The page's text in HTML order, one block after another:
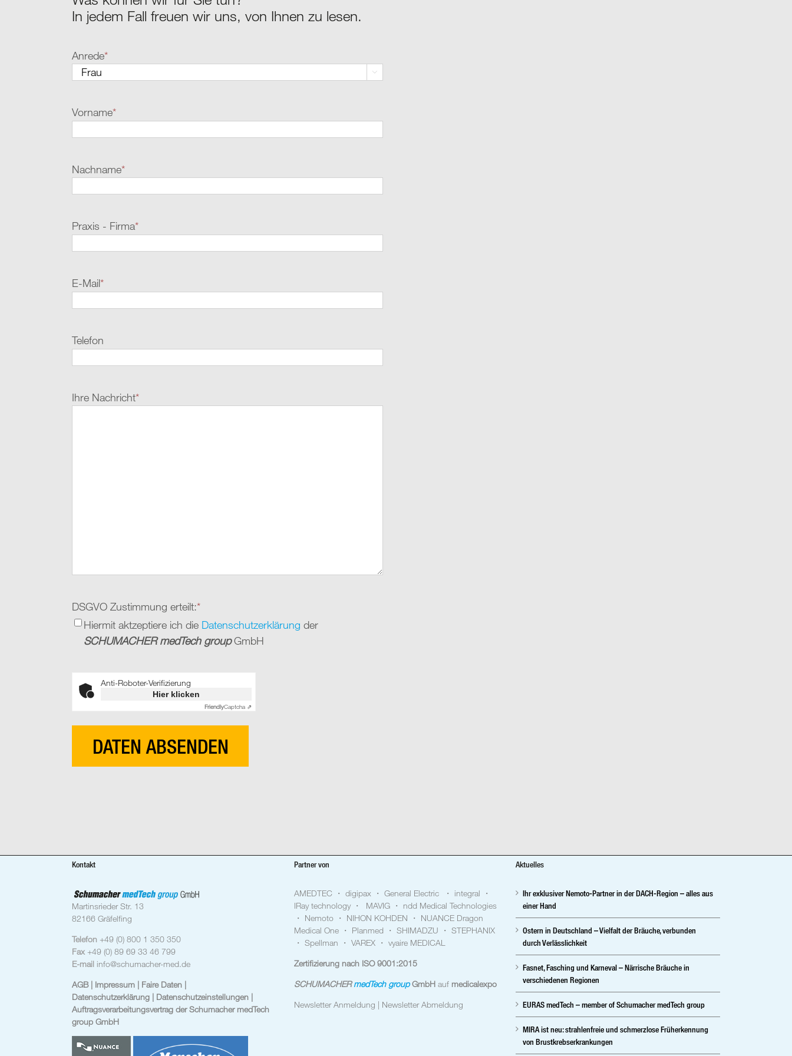
In jedem Fall freuen wir uns, von Ihnen zu lesen.
Anrede*

Vorname*
Nachname*
Praxis - Firma*
E-Mail*
Telefon
Ihre Nachricht*
DSGVO Zustimmung erteilt:*
Hiermit aktzeptiere ich die Datenschutzerklärung der
SCHUMACHER medTech groupGmbH
Anti-Roboter-Verifizierung
Hier klicken
FriendlyCaptcha ⇗
Kontakt
Martinsrieder Str. 13
82166 Gräfelfing
Telefon +49 (0) 800 1 350 350
Fax +49 (0) 89 69 33 46 799
E-mail info@schumacher-med.de
AGB | Impressum | Faire Daten |
Datenschutzerklärung | Datenschutzeinstellungen |
Auftragsverarbeitungsvertrag der Schumacher medTech
group GmbH
Partner von
AMEDTEC ・ digipax ・ General Electric ・ integral ・
IRay technology ・ MAVIG ・ ndd Medical Technologies
・ Nemoto ・ NIHON KOHDEN ・ NUANCE Dragon
Medical One ・ Planmed ・ SHIMADZU ・ STEPHANIX
・ Spellman ・ VAREX ・ vyaire MEDICAL
Zertifizierung nach ISO 9001:2015
SCHUMACHER medTech groupGmbHauf medicalexpo
Newsletter Anmeldung | Newsletter Abmeldung
Aktuelles
Ihr exklusiver Nemoto-Partner in der DACH-Region – alles aus
einer Hand
Ostern in Deutschland – Vielfalt der Bräuche, verbunden
durch Verlässlichkeit
Fasnet, Fasching und Karneval – Närrische Bräuche in
verschiedenen Regionen
EURAS medTech – member of Schumacher medTech group
MIRA ist neu: strahlenfreie und schmerzlose Früherkennung
von Brustkrebserkrankungen